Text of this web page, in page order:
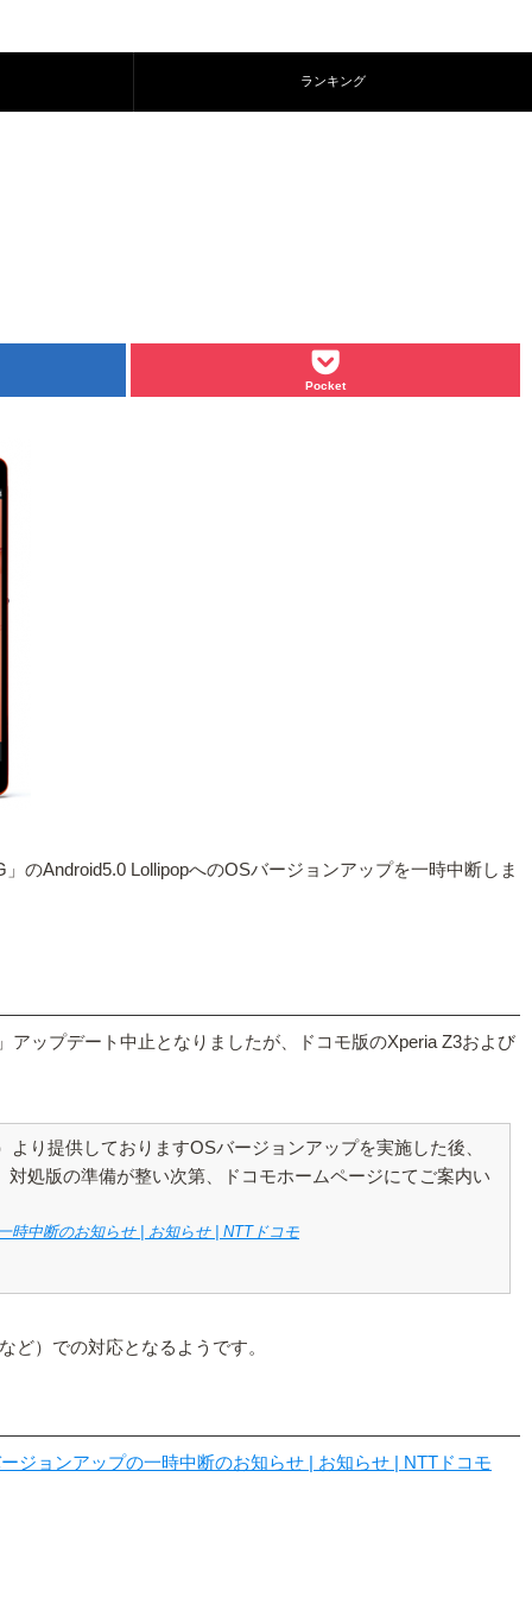
ランキング
Pocket
のAndroid5.0 LollipopへのOSバージョンアップを一時中断しま
ップデート中止となりましたが、ドコモ版のXperia Z3および
り提供しておりますOSバージョンアップを実施した後、
処版の準備が整い次第、ドコモホームページにてご案内い
時中断のお知らせ | お知らせ | NTTドコモ
ど）での対応となるようです。
ジョンアップの一時中断のお知らせ | お知らせ | NTTドコモ